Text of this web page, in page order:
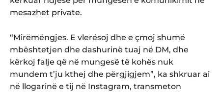
mesazhet private.
“Mirëmëngjes. E vlerësoj dhe e çmoj shumë
mbështetjen dhe dashurinë tuaj në DM, dhe
kërkoj falje që në mungesë të kohës nuk
mundem t’ju kthej dhe përgjigjem”, ka shkruar ai
në llogarinë e tij në Instagram, transmeton